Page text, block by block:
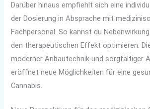
Darüber hinaus empfiehlt sich eine
der Dosierung in Absprache mit
Fachpersonal. So kannst du
den therapeutischen Effekt optimieren.
moderner Anbautechnik und sorgfältiger
eröffnet neue Möglichkeiten für eine
Cannabis.